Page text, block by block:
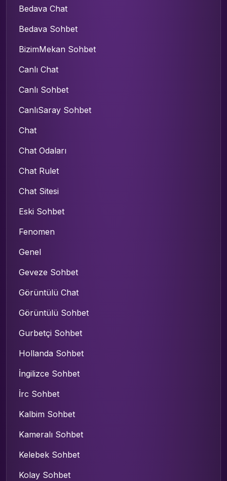
Bedava Chat
Bedava Sohbet
BizimMekan Sohbet
Canlı Chat
Canlı Sohbet
CanlıSaray Sohbet
Chat
Chat Odaları
Chat Rulet
Chat Sitesi
Eski Sohbet
Fenomen
Genel
Geveze Sohbet
Görüntülü Chat
Görüntülü Sohbet
Gurbetçi Sohbet
Hollanda Sohbet
İngilizce Sohbet
İrc Sohbet
Kalbim Sohbet
Kameralı Sohbet
Kelebek Sohbet
Kolay Sohbet